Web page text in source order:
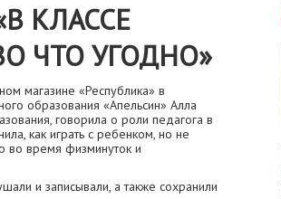
КЛАССЕ
ЧТО УГОДНО»
магазине «Республика» в
образования «Апельсин» Алла
говорила о роли педагога в
как играть с ребенком, но не
во время физминуток и
и записывали, а также сохранили